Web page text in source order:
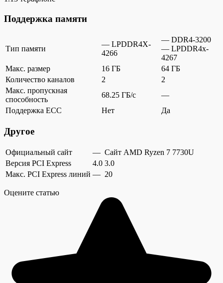
Поддержка памяти
Тип памяти
— LPDDR4X-
4266
— DDR4-3200
— LPDDR4x-
4267
Макс. размер
16 ГБ
64 ГБ
Количество каналов
2
2
Макс. пропускная
способность
68.25 ГБ/c
—
Поддержка ECC
Нет Да
Другое
Официальный сайт — Сайт AMD Ryzen 7 7730U
Версия PCI Express
4.0 3.0
Макс. PCI Express линий — 20
Оцените статью